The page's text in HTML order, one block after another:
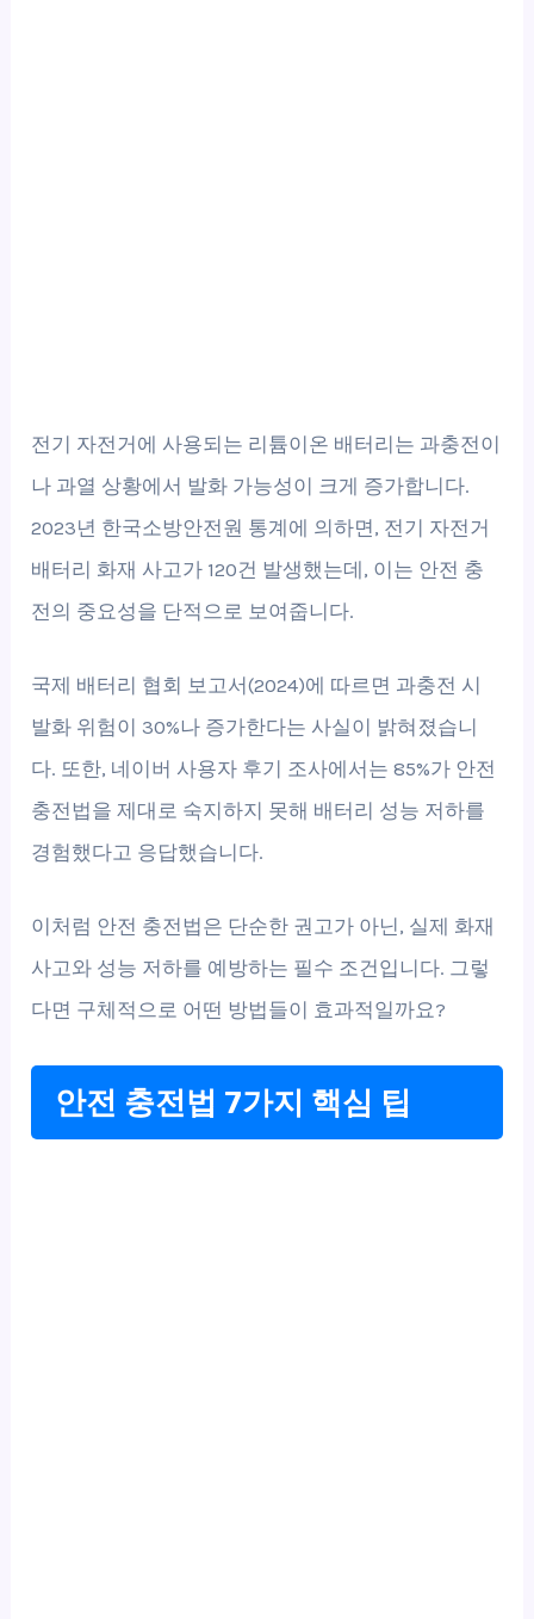
전기 자전거에 사용되는 리튬이온 배터리는 과충전이
나 과열 상황에서 발화 가능성이 크게 증가합니다.
2023년 한국소방안전원 통계에 의하면, 전기 자전거
배터리 화재 사고가 120건 발생했는데, 이는 안전 충
전의 중요성을 단적으로 보여줍니다.
국제 배터리 협회 보고서(2024)에 따르면 과충전 시
발화 위험이 30%나 증가한다는 사실이 밝혀졌습니
다. 또한, 네이버 사용자 후기 조사에서는 85%가 안전
충전법을 제대로 숙지하지 못해 배터리 성능 저하를
경험했다고 응답했습니다.
이처럼 안전 충전법은 단순한 권고가 아닌, 실제 화재
사고와 성능 저하를 예방하는 필수 조건입니다. 그렇
다면 구체적으로 어떤 방법들이 효과적일까요?
안전 충전법 7가지 핵심 팁